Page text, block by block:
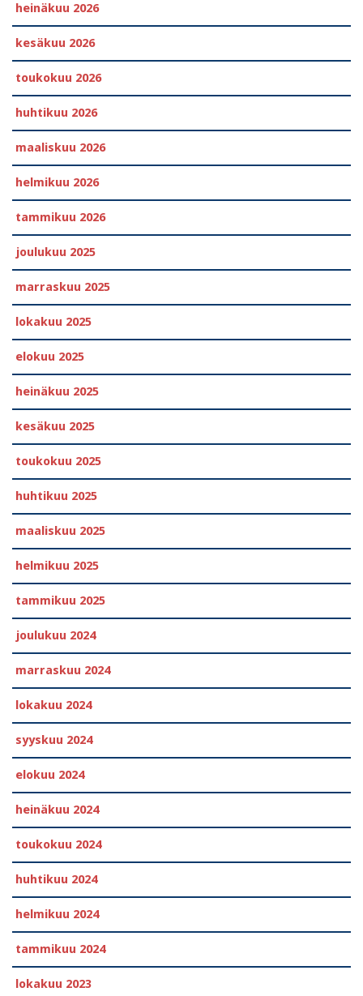
heinäkuu 2026
kesäkuu 2026
toukokuu 2026
huhtikuu 2026
maaliskuu 2026
helmikuu 2026
tammikuu 2026
joulukuu 2025
marraskuu 2025
lokakuu 2025
elokuu 2025
heinäkuu 2025
kesäkuu 2025
toukokuu 2025
huhtikuu 2025
maaliskuu 2025
helmikuu 2025
tammikuu 2025
joulukuu 2024
marraskuu 2024
lokakuu 2024
syyskuu 2024
elokuu 2024
heinäkuu 2024
toukokuu 2024
huhtikuu 2024
helmikuu 2024
tammikuu 2024
lokakuu 2023